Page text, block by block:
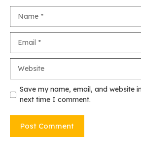
Save my name, email, and website
next time I comment.